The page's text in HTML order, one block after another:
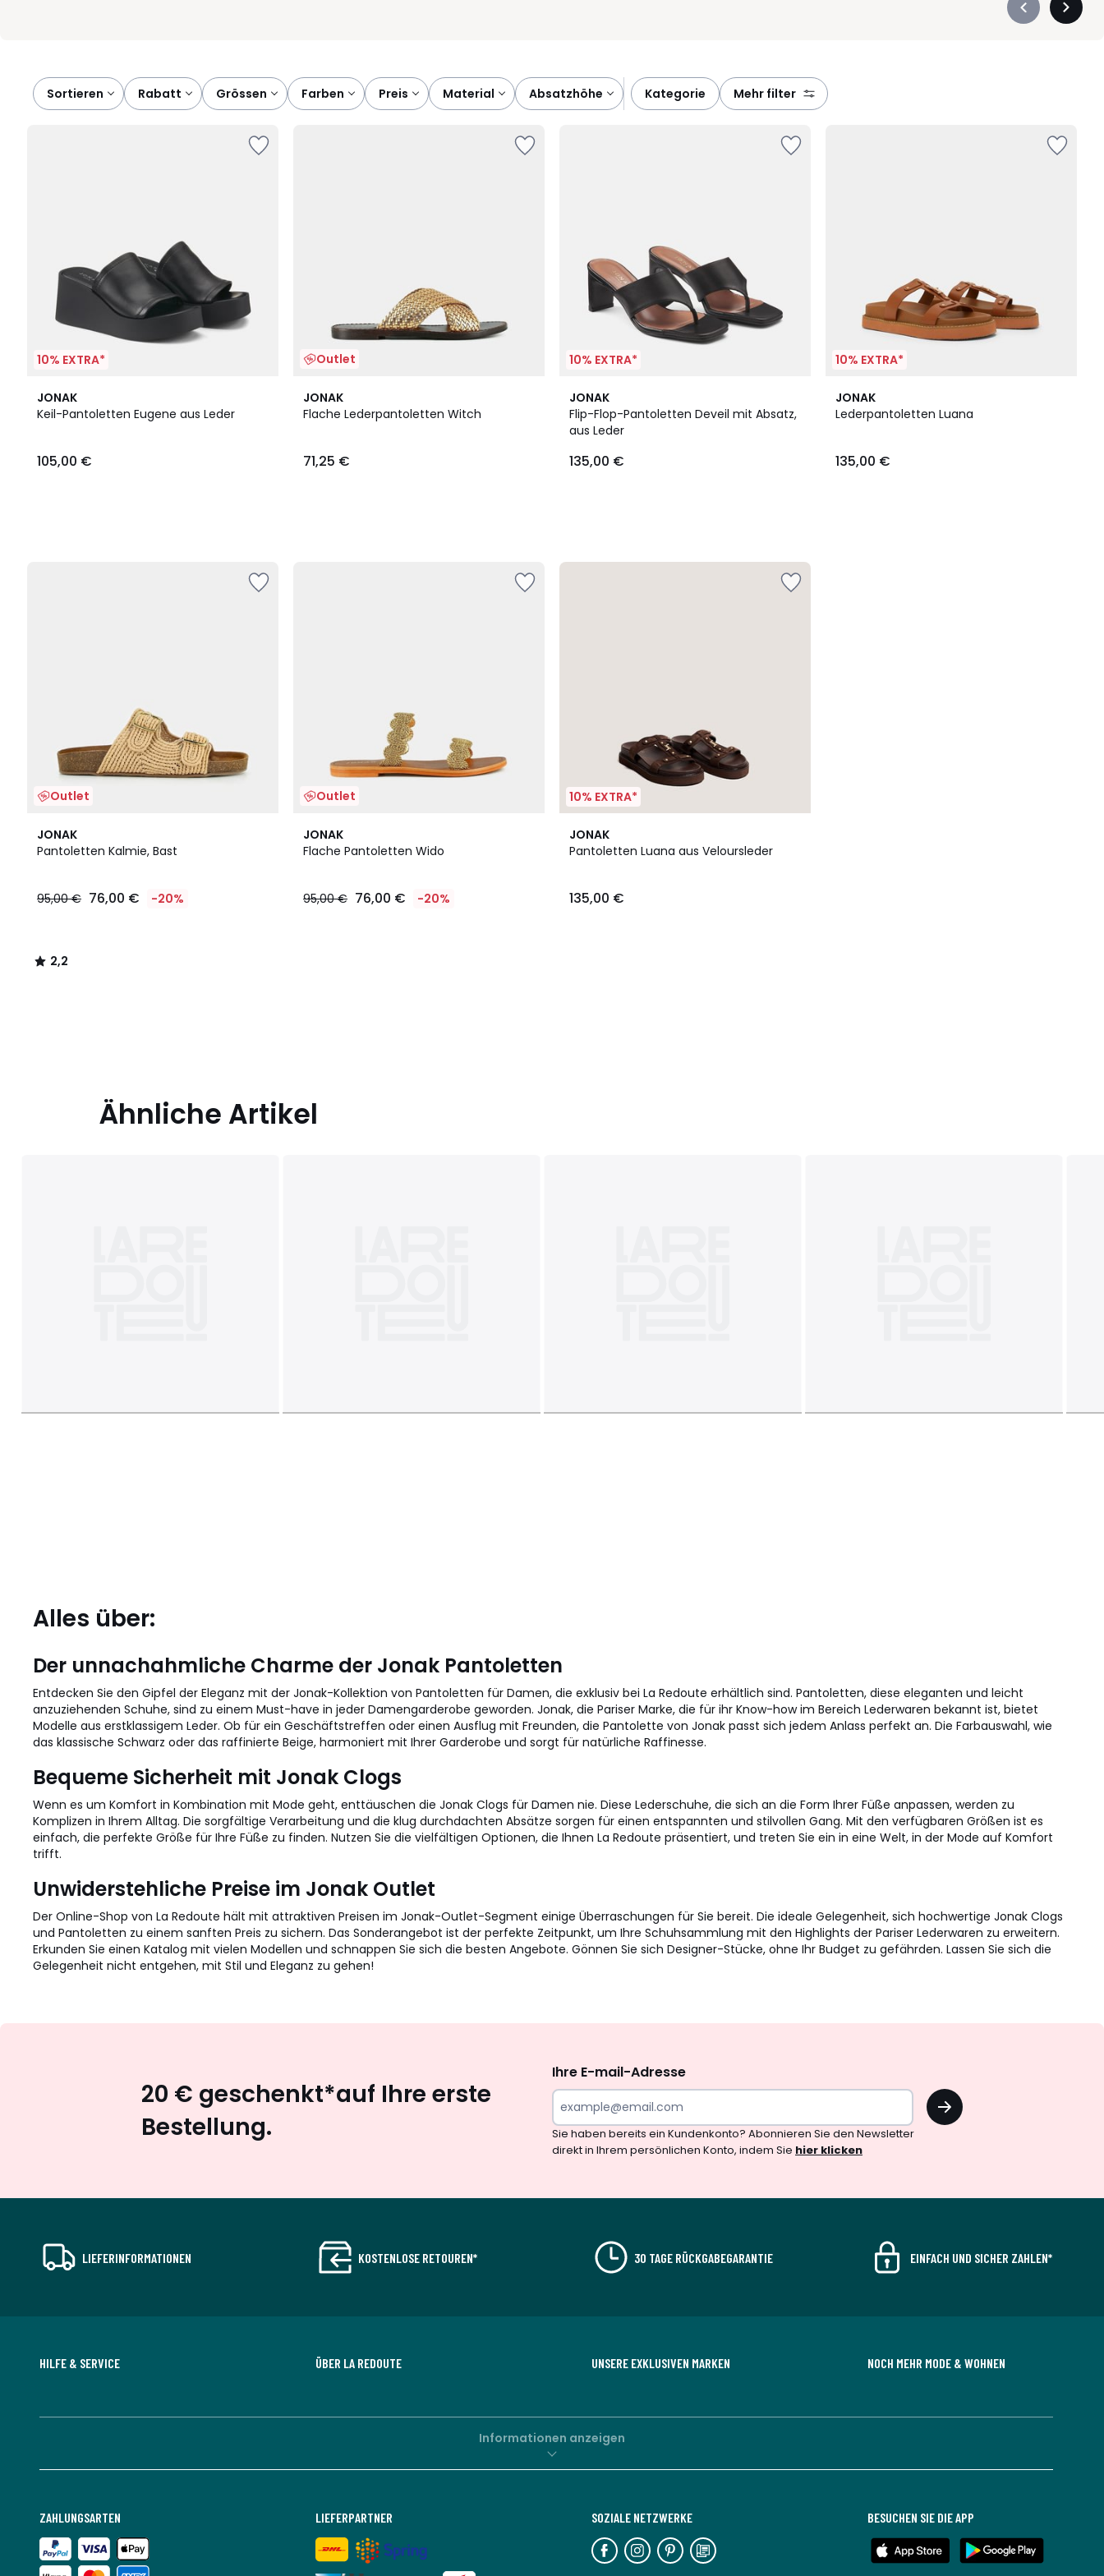
Précédent
Sortieren
rabatt grössen farben preis material absatzhöhe kategorie mehr filter
10% EXTRA*
JONAK
Keil-Pantoletten Eugene aus Leder
€.
105,00 €
Outlet
JONAK
Flache Lederpantoletten Witch
71,25 €
10% EXTRA*
JONAK
Flip-Flop-Pantoletten Deveil mit Absatz,
aus Leder
135,00 €
10% EXTRA*
JONAK
Lederpantoletten Luana
135,00 €
Outlet
JONAK
Pantoletten Kalmie, Bast
95,00 € 76,00 € -20%
2,2
/ 5
2,2
/
Outlet
JONAK
Flache Pantoletten Wido
95,00 € 76,00 € -20%
10% EXTRA*
JONAK
Pantoletten Luana aus Veloursleder
135,00 €
Ähnliche Artikel
Alles über:
Der unnachahmliche Charme der Jonak Pantoletten
Entdecken Sie den Gipfel der Eleganz mit der Jonak-Kollektion von Pantoletten für Damen, die exklusiv bei La Redoute erhältlich sind. Pantoletten, diese eleganten und leicht
anzuziehenden Schuhe, sind zu einem Must-have in jeder Damengarderobe geworden. Jonak, die Pariser Marke, die für ihr Know-how im Bereich Lederwaren bekannt ist, bietet
Modelle aus erstklassigem Leder. Ob für ein Geschäftstreffen oder einen Ausflug mit Freunden, die Pantolette von Jonak passt sich jedem Anlass perfekt an. Die Farbauswahl, wie
das klassische Schwarz oder das raffinierte Beige, harmoniert mit Ihrer Garderobe und sorgt für natürliche Raffinesse.
Bequeme Sicherheit mit Jonak Clogs
Wenn es um Komfort in Kombination mit Mode geht, enttäuschen die Jonak Clogs für Damen nie. Diese Lederschuhe, die sich an die Form Ihrer Füße anpassen, werden zu
Komplizen in Ihrem Alltag. Die sorgfältige Verarbeitung und die klug durchdachten Absätze sorgen für einen entspannten und stilvollen Gang. Mit den verfügbaren Größen ist es
einfach, die perfekte Größe für Ihre Füße zu finden. Nutzen Sie die vielfältigen Optionen, die Ihnen La Redoute präsentiert, und treten Sie ein in eine Welt, in der Mode auf Komfort
trifft.
Unwiderstehliche Preise im Jonak Outlet
Der Online-Shop von La Redoute hält mit attraktiven Preisen im Jonak-Outlet-Segment einige Überraschungen für Sie bereit. Die ideale Gelegenheit, sich hochwertige Jonak Clogs
und Pantoletten zu einem sanften Preis zu sichern. Das Sonderangebot ist der perfekte Zeitpunkt, um Ihre Schuhsammlung mit den Highlights der Pariser Lederwaren zu erweitern.
Erkunden Sie einen Katalog mit vielen Modellen und schnappen Sie sich die besten Angebote. Gönnen Sie sich Designer-Stücke, ohne Ihr Budget zu gefährden. Lassen Sie sich die
Gelegenheit nicht entgehen, mit Stil und Eleganz zu gehen!
20 € geschenkt*auf Ihre erste
Bestellung.
Ihre E-mail-Adresse
OK
Sie haben bereits ein Kundenkonto? Abonnieren Sie den Newsletter
direkt in Ihrem persönlichen Konto, indem Sie hier klicken
LIEFERINFORMATIONEN KOSTENLOSE RETOUREN* 30 TAGE RÜCKGABEGARANTIE EINFACH UND SICHER ZAHLEN*
HILFE & SERVICE ÜBER LA REDOUTE UNSERE EXKLUSIVEN MARKEN NOCH MEHR MODE & WOHNEN
Informationen anzeigen
ZAHLUNGSARTEN LIEFERPARTNER SOZIALE NETZWERKE BESUCHEN SIE DIE APP